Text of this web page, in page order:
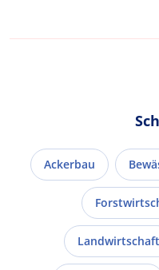
Ackerbau
Landwirtschaft